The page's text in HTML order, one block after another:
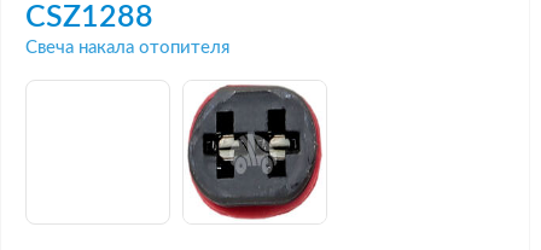
CSZ1288
Свеча накала отопителя